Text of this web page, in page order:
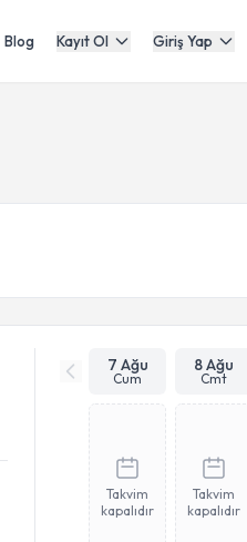
Blog Kayıt Ol Giriş Yap
7 Ağu
Cum
8 Ağu
Cmt
Takvim
kapalıdır
Takvim
kapalıdır